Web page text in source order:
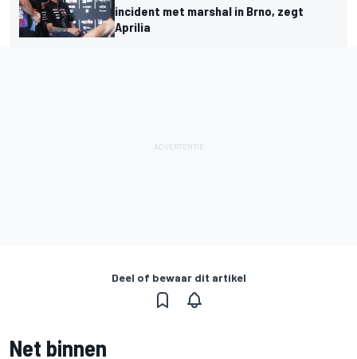
incident met marshal in Brno, zegt
Aprilia
Deel of bewaar dit artikel
Net binnen